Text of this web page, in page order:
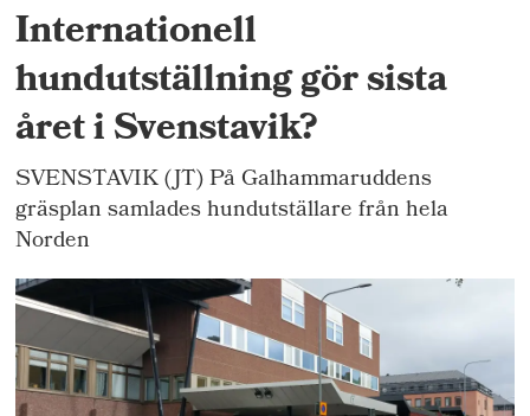
Internationell
hundutställning gör sista
året i Svenstavik?
SVENSTAVIK (JT) På Galhammaruddens
gräsplan samlades hundutställare från hela
Norden